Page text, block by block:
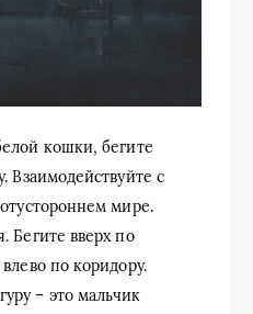
кошки, бегите
Взаимодействуйте с
мире.
Бегите вверх по
по коридору.
– это мальчик